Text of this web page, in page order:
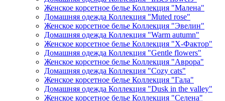
Женское корсетное белье Коллекция "Малена"
Домашняя одежда Коллекция "Muted rose"
Женское корсетное белье Коллекция "Эвелин"
Домашняя одежда Коллекция "Warm autumn"
Женское корсетное белье Коллекция "Х-Фактор"
Домашняя одежда Коллекция "Gentle flowers"
Женское корсетное белье Коллекция "Аврора"
Домашняя одежда Коллекция "Cozy cats"
Женское корсетное белье Коллекция "Гала"
Домашняя одежда Коллекция "Dusk in the valley"
Женское корсетное белье Коллекция "Селена"